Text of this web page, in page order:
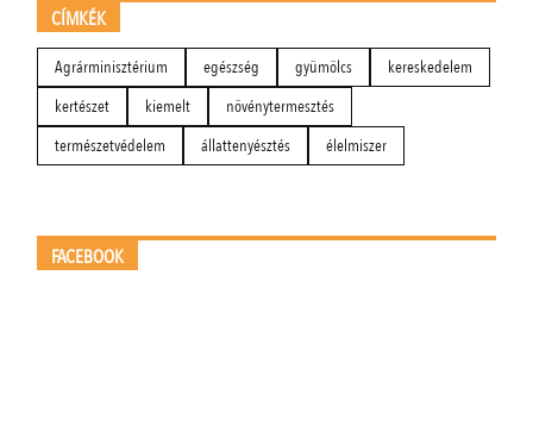
CÍMKÉK
Agrárminisztérium egészség gyümölcs
kereskedelem
kertészet
kiemelt
növénytermesztés
természetvédelem
állattenyésztés élelmiszer
FACEBOOK